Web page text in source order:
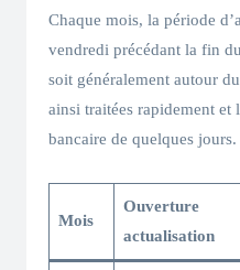
Chaque mois, la période
vendredi précédant la fin
soit généralement autour
ainsi traitées rapidement et
bancaire de quelques jours.
Mois
Ouverture
actualisation